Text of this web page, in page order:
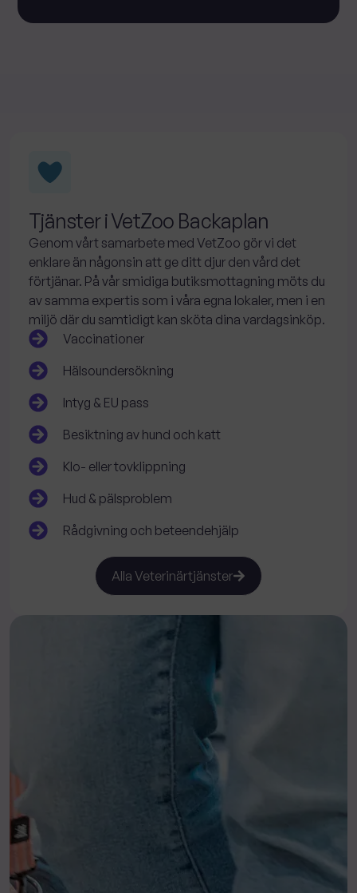
Tjänster i VetZoo Backaplan
Genom vårt samarbete med VetZoo gör vi det
enklare än någonsin att ge ditt djur den vård det
förtjänar. På vår smidiga butiksmottagning möts du
av samma expertis som i våra egna lokaler, men i en
miljö där du samtidigt kan sköta dina vardagsinköp.
Vaccinationer
Hälsoundersökning
Intyg & EU pass
Besiktning av hund och katt
Klo- eller tovklippning
Hud & pälsproblem
Rådgivning och beteendehjälp
Alla Veterinärtjänster